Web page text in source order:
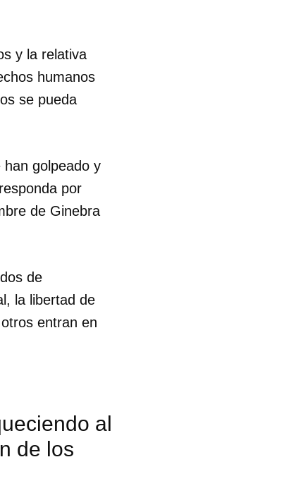
y la relativa
humanos
se pueda
golpeado y
por
de Ginebra
de
la libertad de
entran en
al
de los